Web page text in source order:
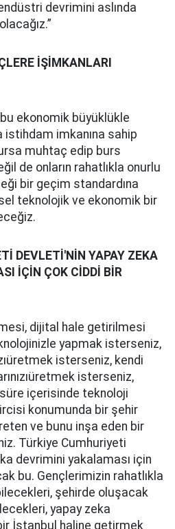
devrimini aslında
İŞİMKANLARI
ekonomik büyüklükle
istihdam imkanına sahip
muhtaç edip burs
de onların rahatlıkla onurlu
bir geçim standardına
teknolojik ve ekonomik bir
DEVLETİ'NİN YAPAY ZEKA
İÇİN ÇOK CİDDİ BİR
dijital hale getirilmesi
yapmak isterseniz,
isterseniz, kendi
isterseniz,
içerisinde teknoloji
konumunda bir şehir
ve bunu inşa eden bir
Türkiye Cumhuriyeti
devrimini yakalaması için
bu. Gençlerimizin rahatlıkla
şehirde oluşacak
yapay zeka
İstanbul haline getirmek